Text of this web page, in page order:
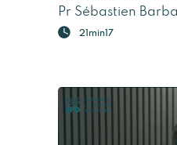
Pr Sébastien
21min17